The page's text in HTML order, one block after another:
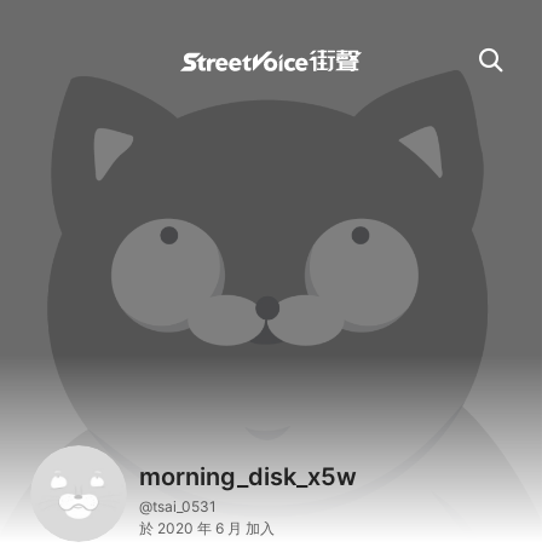
morning_disk_x5w
@tsai_0531
於 2020 年 6 月 加入